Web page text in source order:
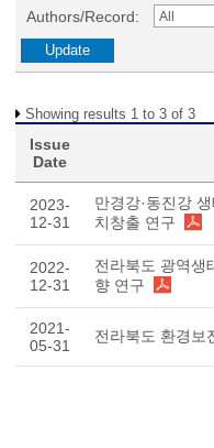
Authors/Record:
Showing results 1 to 3 of 3
Issue
Date
2023-
12-31
만경강·동진강
치창출 연구
2022-
12-31
전라북도 광역생
향 연구
2021-
05-31
전라북도 환경보